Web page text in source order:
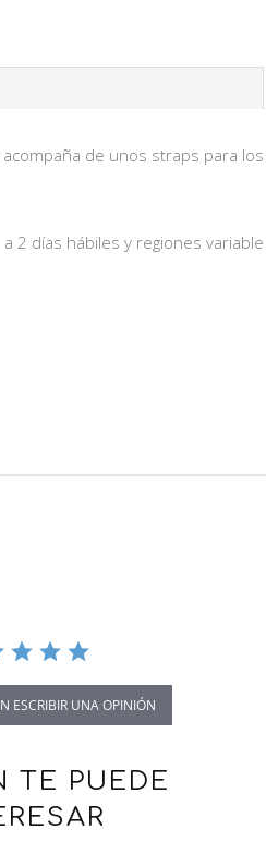
de unos straps para los
2 días hábiles y regiones variable
ESCRIBIR UNA OPINIÓN
TE PUEDE